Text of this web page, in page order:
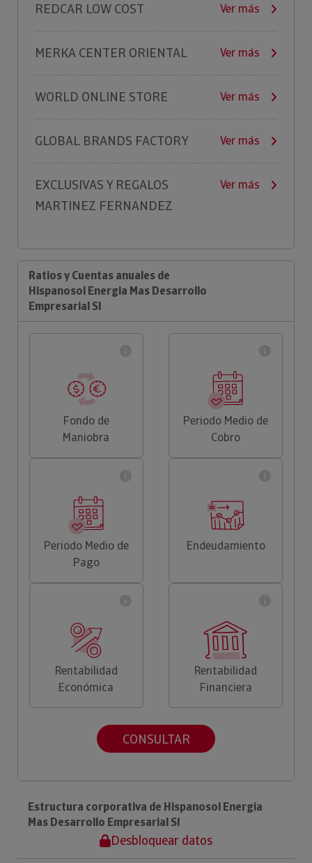
REDCAR LOW COST Ver más
MERKA CENTER ORIENTAL Ver más
WORLD ONLINE STORE Ver más
GLOBAL BRANDS FACTORY Ver más
EXCLUSIVAS Y REGALOS
MARTINEZ FERNANDEZ
Ver más
Ratios y Cuentas anuales de
Hispanosol Energia Mas Desarrollo
Empresarial Sl
Fondo de
Maniobra
Periodo Medio de
Cobro
Periodo Medio de
Pago
Endeudamiento
Rentabilidad
Económica
Rentabilidad
Financiera
CONSULTAR
Estructura corporativa de Hispanosol Energia
Mas Desarrollo Empresarial Sl
Desbloquear datos